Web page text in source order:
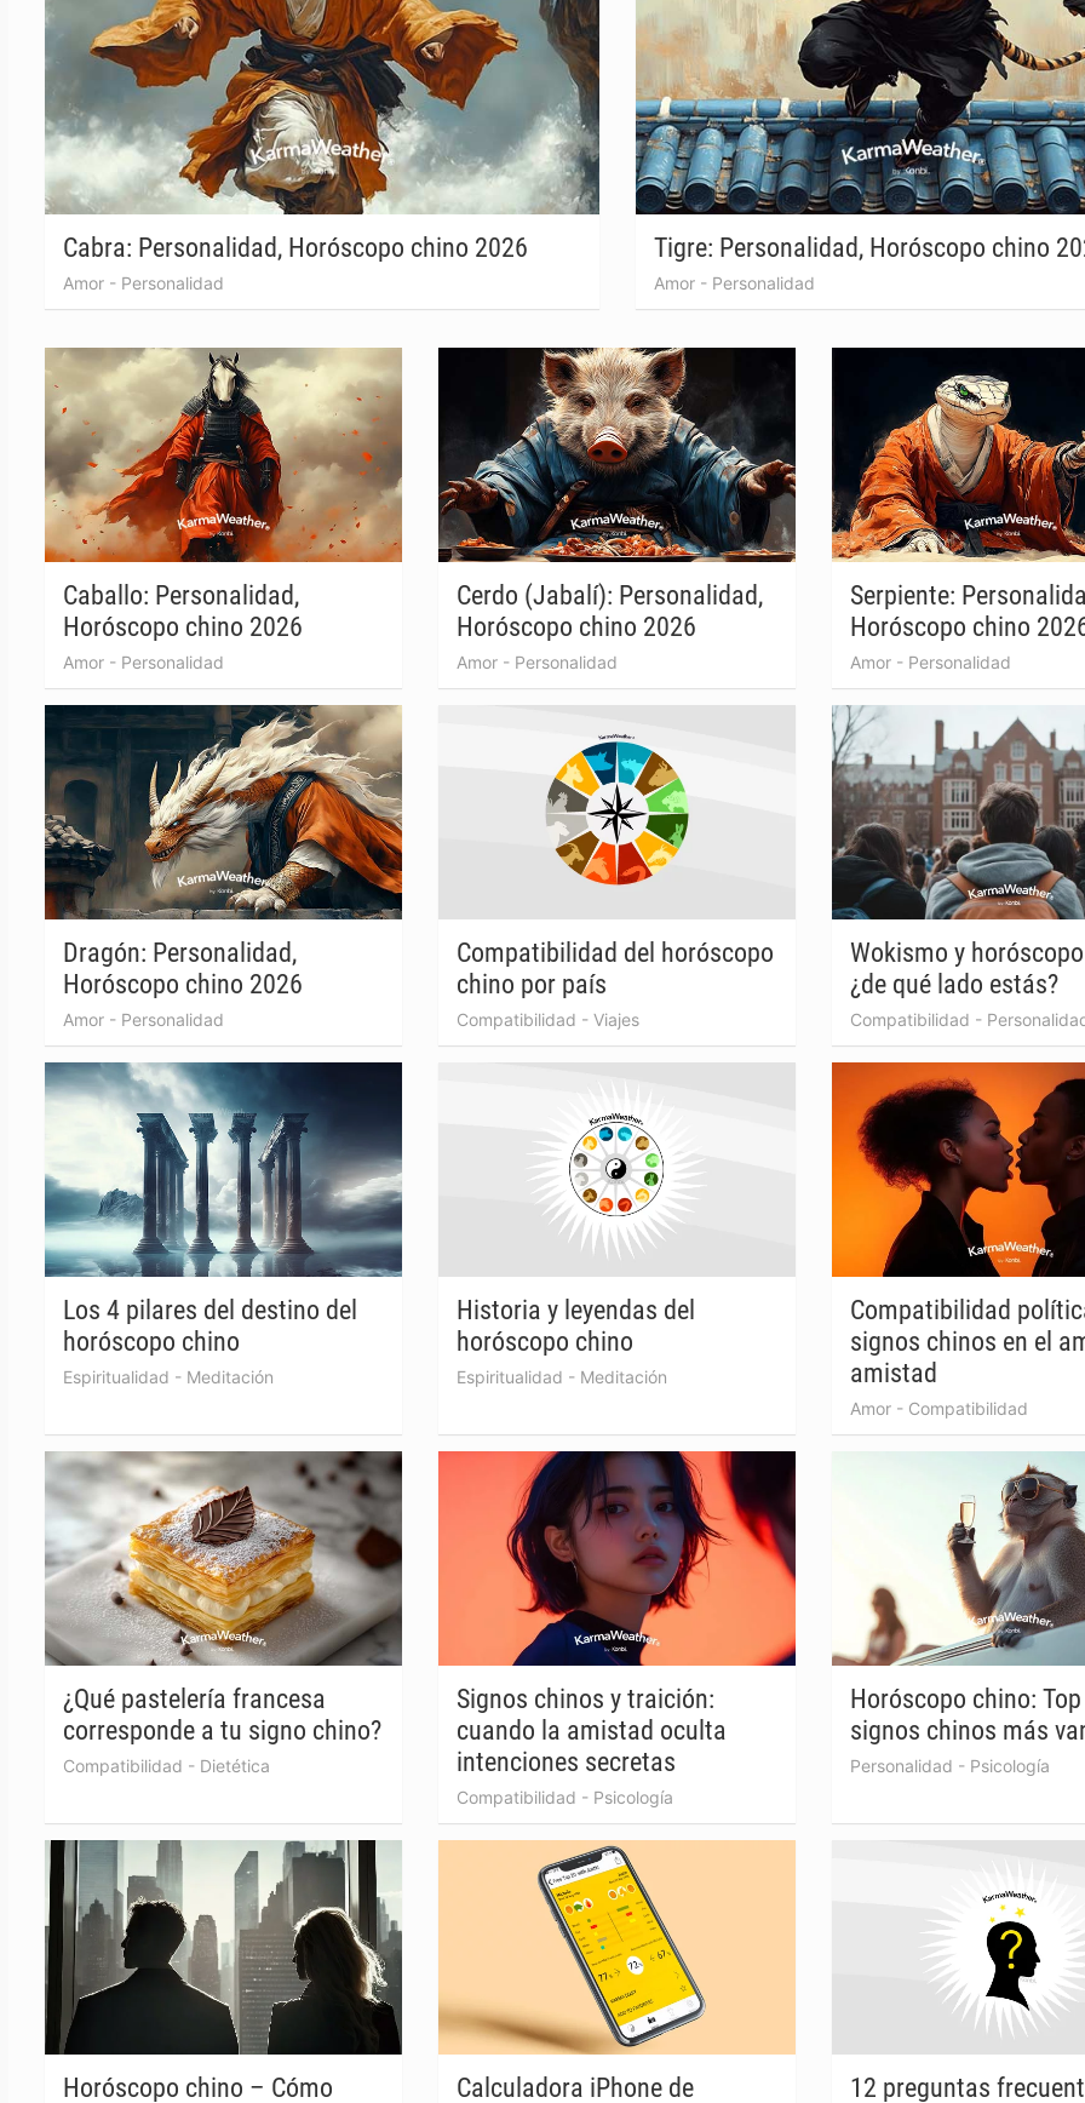
Cabra: Personalidad, Horóscopo chino 2026
Amor - Personalidad
Tigre: Personalidad, Horóscopo chino
Amor- Personalidad
Caballo: Personalidad,
Horóscopo chino 2026
Amor - Personalidad
Cerdo (Jabalí): Personalidad,
Horóscopo chino 2026
Amor - Personalidad
Serpiente:
Horóscopo chino
Amor - Personalidad
Dragón: Personalidad,
Horóscopo chino 2026
Amor - Personalidad
Compatibilidad del horóscopo
chino por país
Compatibilidad - Viajes
Wokismo y
¿de qué lado estás?
Compatibilidad -
Los 4 pilares del destino del
horóscopo chino
Espiritualidad - Meditación
Historia y leyendas del
horóscopo chino
Espiritualidad - Meditación
Compatibilidad
signos chinos en el
amistad
Amor - Compatibilidad
¿Qué pastelería francesa
corresponde a tu signo chino?
Compatibilidad - Dietética
Signos chinos y traición:
cuando la amistad oculta
intenciones secretas
Compatibilidad - Psicología
Horóscopo chino:
signos chinos más
Personalidad - Psicología
Horóscopo chino – Cómo Calculadora iPhone de 12 preguntas